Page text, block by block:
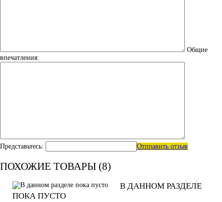
Общие
впечатления:
Представьтесь: Отправить отзыв
ПОХОЖИЕ ТОВАРЫ (8)
В ДАННОМ РАЗДЕЛЕ
ПОКА ПУСТО